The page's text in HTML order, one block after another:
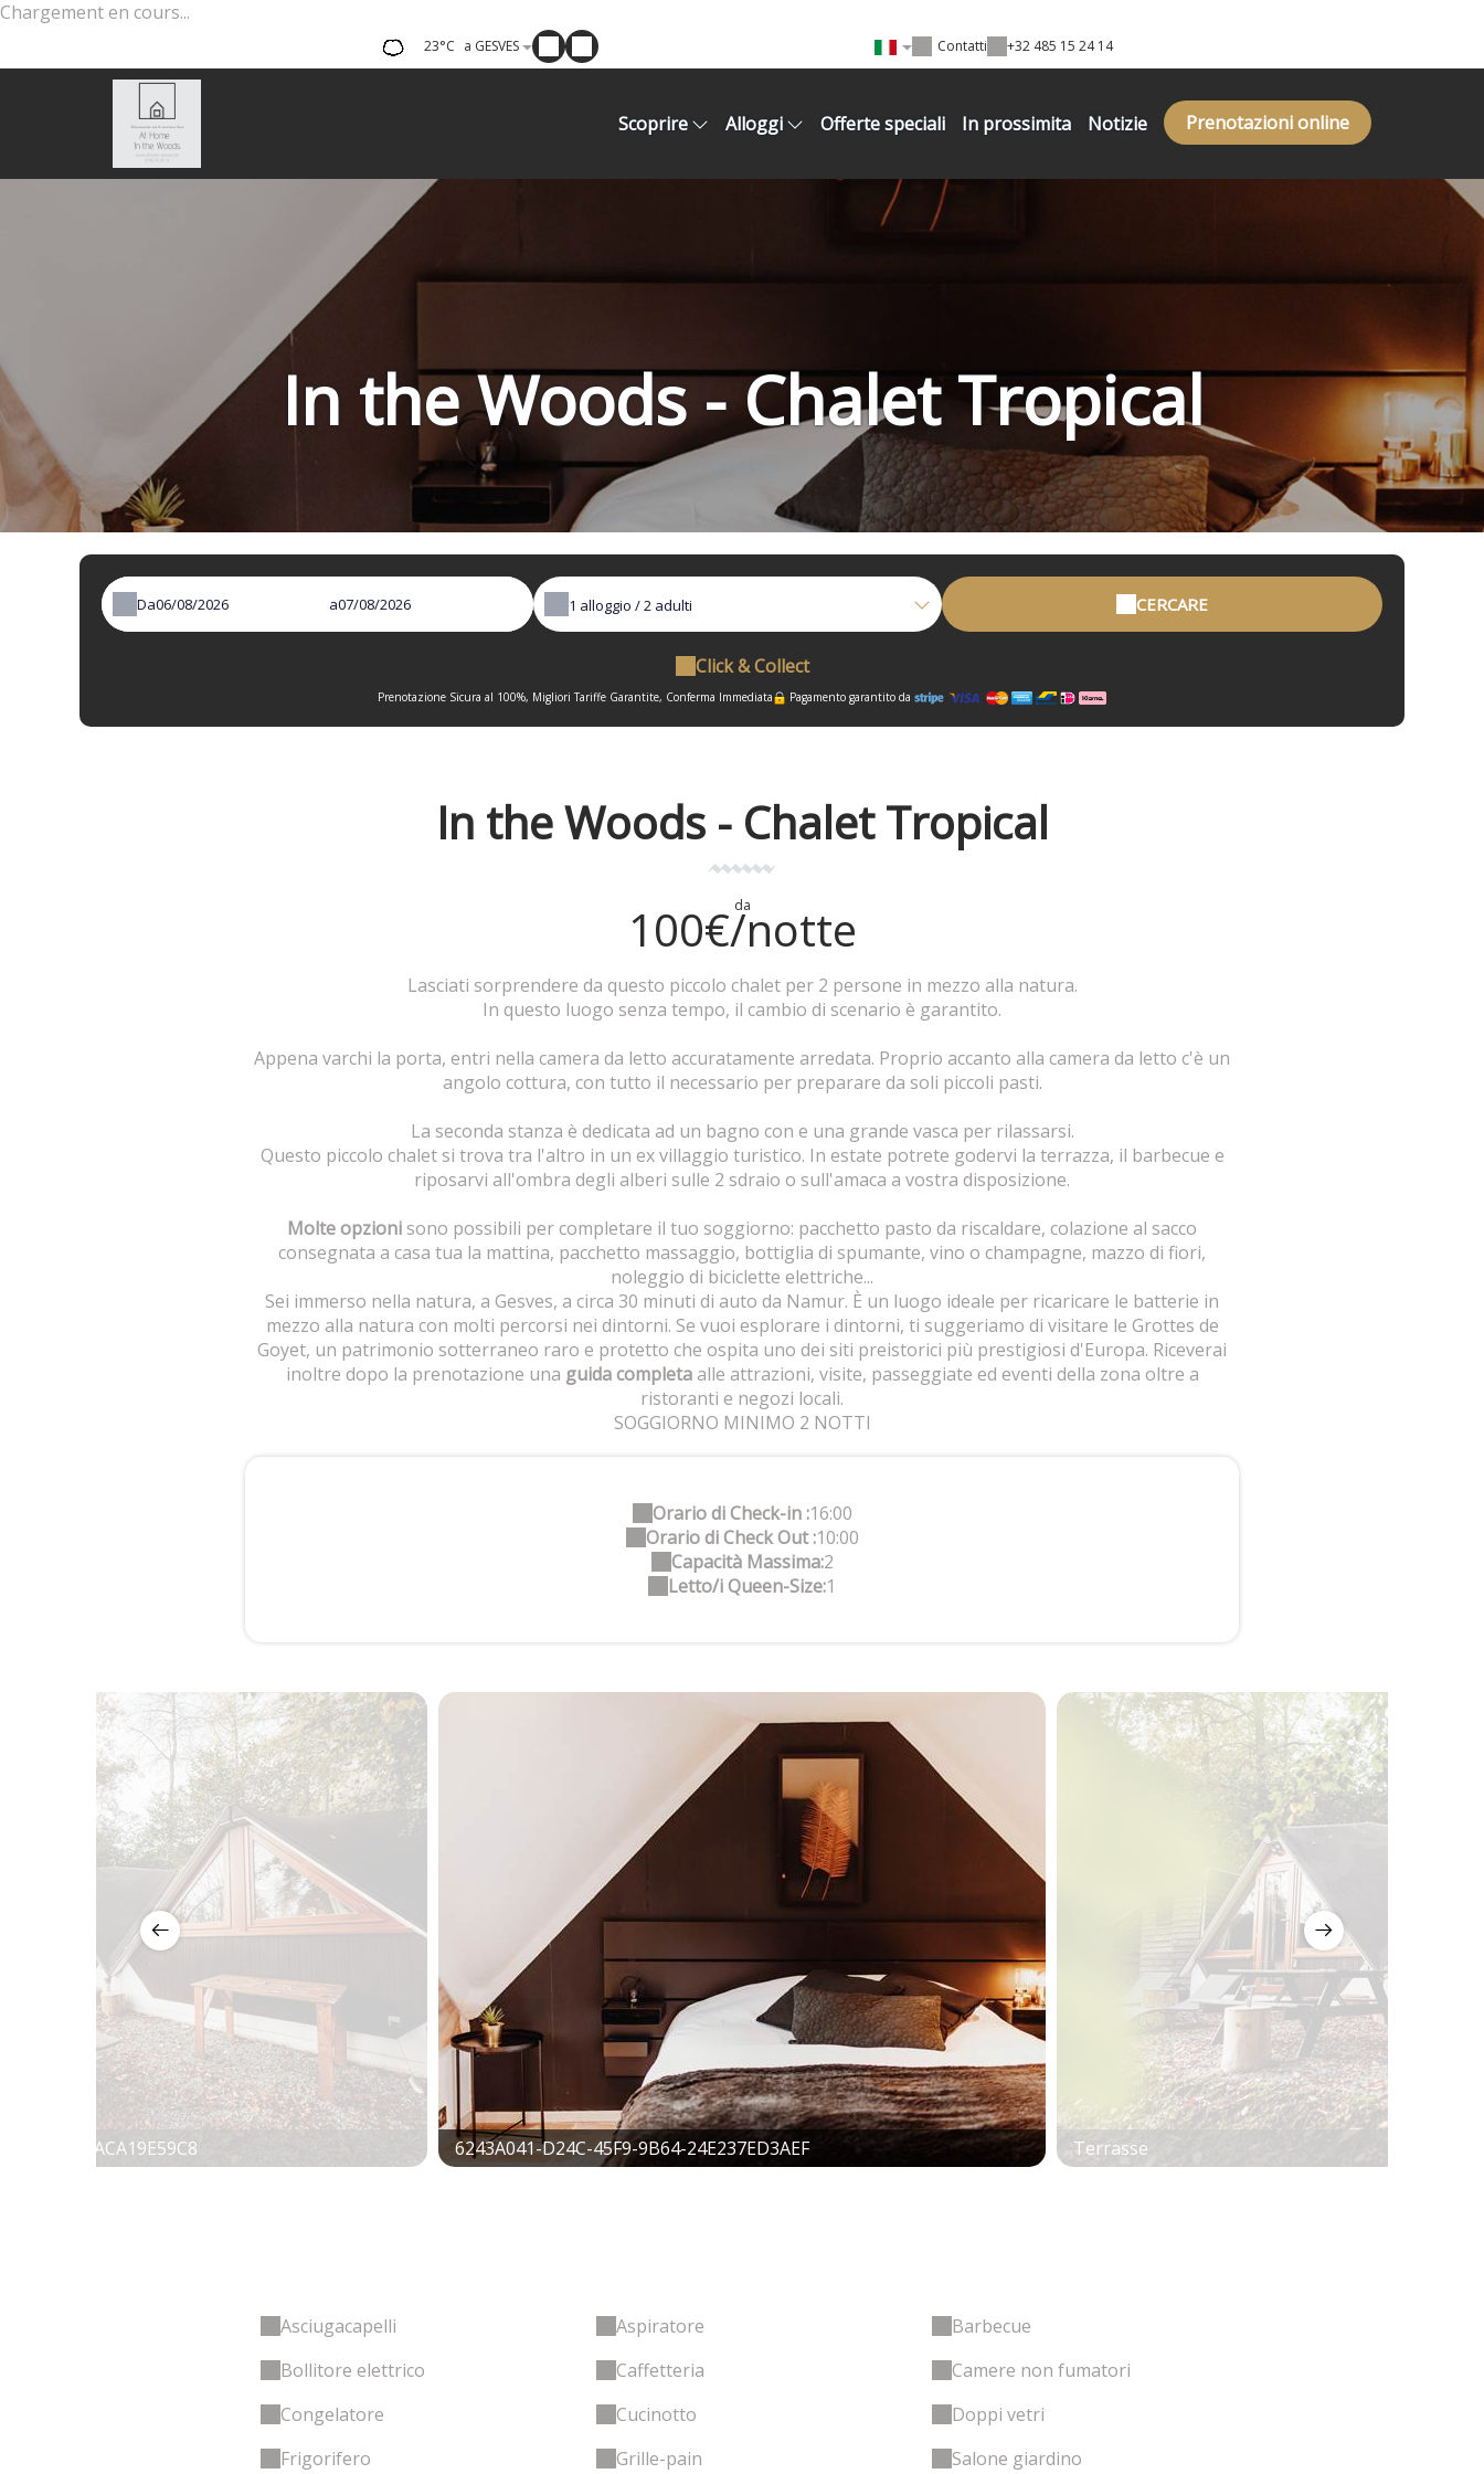
Chargement en cours...
23°C a GESVES Contatti +32 485 15 24 14
Scoprire Alloggi Offerte speciali In prossimita Notizie Prenotazioni online
In the Woods - Chalet Tropical
Da a 1 alloggio /2 adulti CERCARE
Click & Collect
Prenotazione Sicura al 100%, Migliori Tariffe Garantite, Conferma Immediata Pagamento garantito da
In the Woods - Chalet Tropical
da
100€/notte
Lasciati sorprendere da questo piccolo chalet per 2 persone in mezzo alla natura.
In questo luogo senza tempo, il cambio di scenario è garantito.
Appena varchi la porta, entri nella camera da letto accuratamente arredata. Proprio accanto alla camera da letto c'è un
angolo cottura, con tutto il necessario per preparare da soli piccoli pasti.
La seconda stanza è dedicata ad un bagno con e una grande vasca per rilassarsi.
Questo piccolo chalet si trova tra l'altro in un ex villaggio turistico. In estate potrete godervi la terrazza, il barbecue e
riposarvi all'ombra degli alberi sulle 2 sdraio o sull'amaca a vostra disposizione.
Molte opzioni sono possibili per completare il tuo soggiorno: pacchetto pasto da riscaldare, colazione al sacco
consegnata a casa tua la mattina, pacchetto massaggio, bottiglia di spumante, vino o champagne, mazzo di fiori,
noleggio di biciclette elettriche...
Sei immerso nella natura, a Gesves, a circa 30 minuti di auto da Namur. È un luogo ideale per ricaricare le batterie in
mezzo alla natura con molti percorsi nei dintorni. Se vuoi esplorare i dintorni, ti suggeriamo di visitare le Grottes de
Goyet, un patrimonio sotterraneo raro e protetto che ospita uno dei siti preistorici più prestigiosi d'Europa. Riceverai
inoltre dopo la prenotazione una guida completaalle attrazioni, visite, passeggiate ed eventi della zona oltre a
ristoranti e negozi locali.
SOGGIORNO MINIMO 2 NOTTI
Orario di Check-in :16:00
Orario di Check Out :10:00
Capacità Massima:2
Letto/i Queen-Size:1
AE4E-7AACA19E59C8 6243A041-D24C-45F9-9B64-24E237ED3AEF Terrasse
Asciugacapelli Aspiratore
Barbecue
Bollitore elettrico
Caffetteria
Camere non fumatori
Congelatore
Cucinotto
Doppi vetri
Frigorifero
Grille-pain
Salone giardino